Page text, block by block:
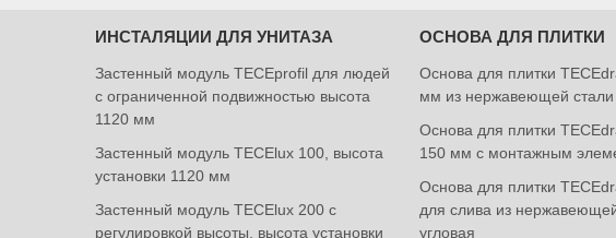
ИНСТАЛЯЦИИ ДЛЯ УНИТАЗА
Застенный модуль TECEprofil для людей
с ограниченной подвижностью высота
1120 мм
Застенный модуль TECElux 100, высота
установки 1120 мм
Застенный модуль TECElux 200 с
регулировкой высоты, высота установки
ОСНОВА ДЛЯ ПЛИТКИ
Основа для плитки
мм из нержавеющей стали
Основа для плитки
150 мм с монтажным
Основа для плитки
для слива из нержавеющей
угловая